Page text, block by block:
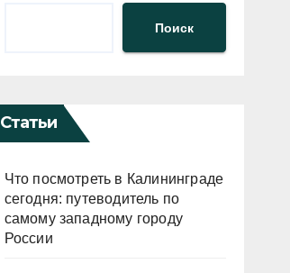
Поиск
Статьи
Что посмотреть в Калининграде
сегодня: путеводитель по
самому западному городу
России